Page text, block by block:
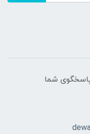
پاسخگوی شما